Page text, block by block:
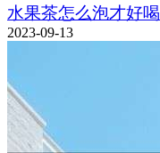
水果茶怎么泡才好喝
2023-09-13